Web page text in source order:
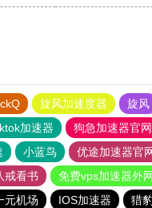
旋风加速度器 旋风
加速器
狗急加速器官网
小蓝鸟 优途加速器官
戒看书
免费vps加速器外
元机场 IOS加速器
猎